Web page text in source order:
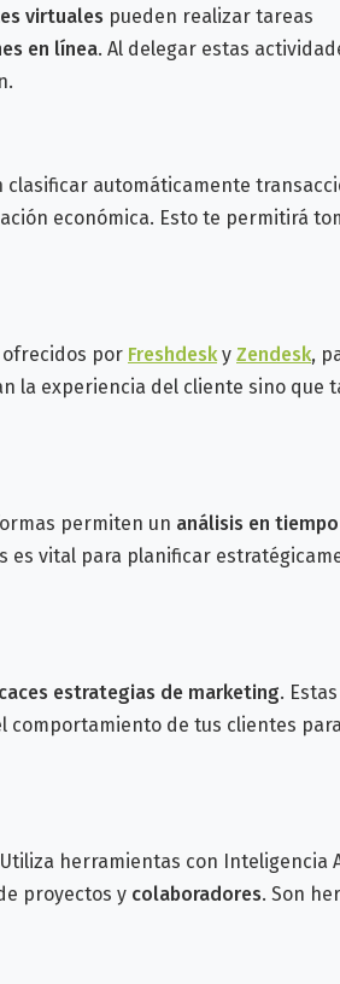
virtuales pueden realizar tareas
en línea. Al delegar estas
clasificar automáticamente
económica. Esto te permitirá
ofrecidos por Freshdesky Zendesk,
la experiencia del cliente sino que
permiten un análisis en
es vital para planificar
estrategias de marketing.
comportamiento de tus clientes
herramientas con Inteligencia
proyectos y colaboradores. Son